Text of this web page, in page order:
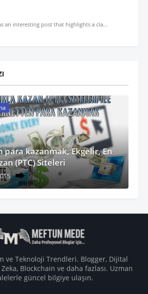
an interesting post that highlights a cla...
kazanmak, Ekgelir, En
(PTC) Siteleri
ve Teknoloji Trendleri. Blogger, Dijital
Blockchain ve daha fazlası. Uzman
güncel bilgiye ulaşın.